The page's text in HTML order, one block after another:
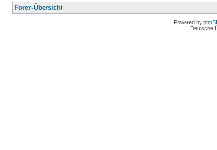
Foren-Übersicht
Powered by
Deutsche